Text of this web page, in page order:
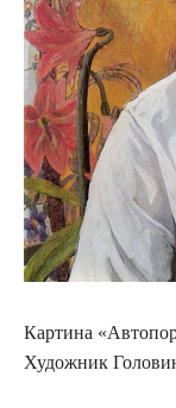
Картина
Художник